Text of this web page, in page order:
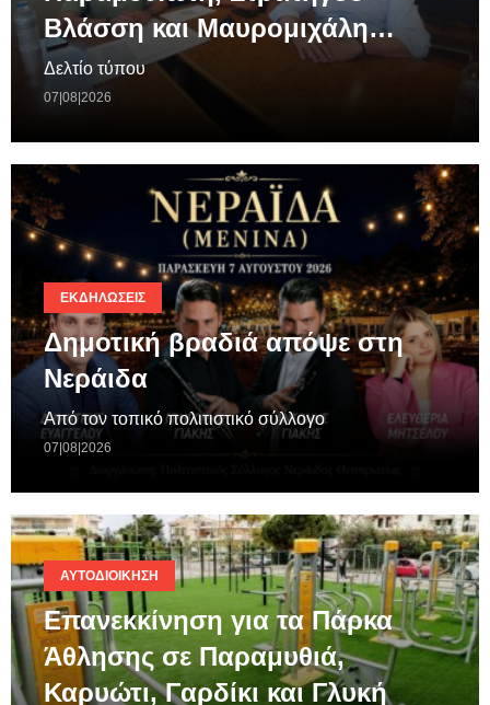
Βλάσση και Μαυρομιχάλη…
Δελτίο τύπου
07|08|2026
ΕΚΔΗΛΏΣΕΙΣ
Δημοτική βραδιά απόψε στη
Νεράιδα
Από τον τοπικό πολιτιστικό σύλλογο
07|08|2026
ΑΥΤΟΔΙΟΊΚΗΣΗ
Επανεκκίνηση για τα Πάρκα
Άθλησης σε Παραμυθιά,
Καρυώτι, Γαρδίκι και Γλυκή